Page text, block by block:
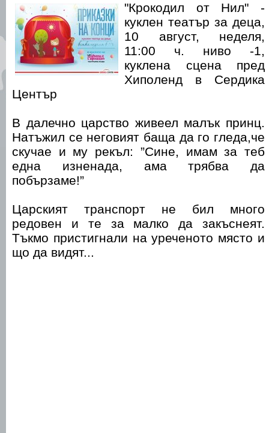
"Крокодил от Нил" -
куклен театър за деца,
10 август, неделя,
11:00 ч. ниво -1,
куклена сцена пред
Хиполенд в Сердика
Център
В далечно царство живеел малък принц.
Натъжил се неговият баща да го гледа,че
скучае и му рекъл: ”Сине, имам за теб
една изненада, ама трябва да
побързаме!”
Царският транспорт не бил много
редовен и те за малко да закъснеят.
Тъкмо пристигнали на уреченото място и
що да видят...